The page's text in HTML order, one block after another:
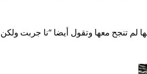
لم تنجح معها وتقول أيضا “نا جربت